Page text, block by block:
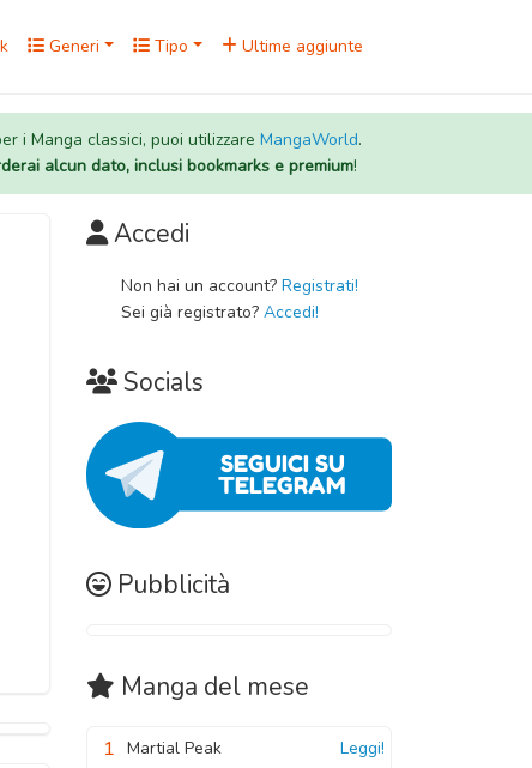
Generi Tipo Ultime aggiunte
i Manga classici, puoi utilizzare MangaWorld.
alcun dato, inclusi bookmarks e premium!
Accedi
Non hai un account? Registrati!
Sei già registrato? Accedi!
Socials
Pubblicità
Manga del mese
1 Martial Peak Leggi!